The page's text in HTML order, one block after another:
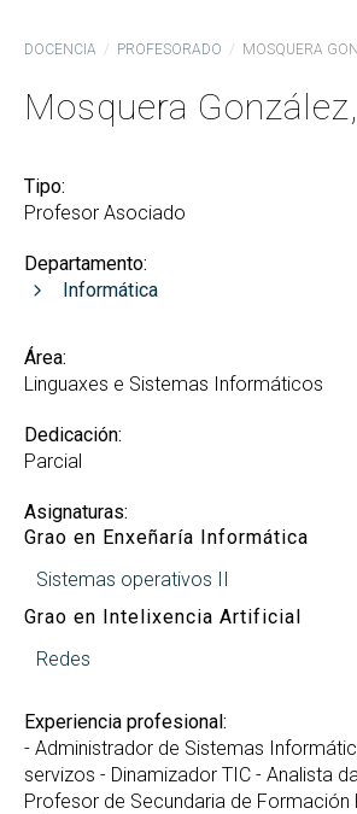
DOCENCIA PROFESORADO MOSQUERA
Mosquera
Tipo:
Profesor Asociado
Departamento:
Informática
Área:
Linguaxes e Sistemas Informáticos
Dedicación:
Parcial
Asignaturas:
Grao en Enxeñaría Informática
Sistemas operativos II
Grao en Intelixencia Artificial
Redes
Experiencia profesional:
- Administrador de Sistemas
servizos - Dinamizador TIC - Analista
Profesor de Secundaria de Formación